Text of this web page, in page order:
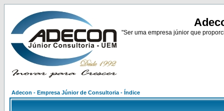
"Ser uma empresa júnior que
Adecon - Empresa Júnior de Consultoria - Índice